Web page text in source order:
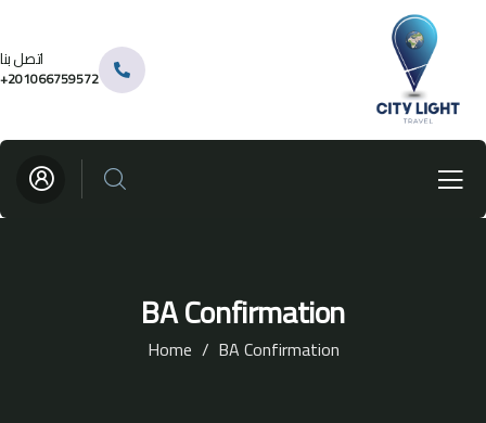
اتصل بنا
201066759572+
BA Confirmation
Home BA Confirmation